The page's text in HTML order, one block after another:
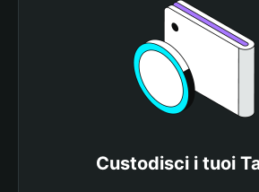
Custodisci i tuoi